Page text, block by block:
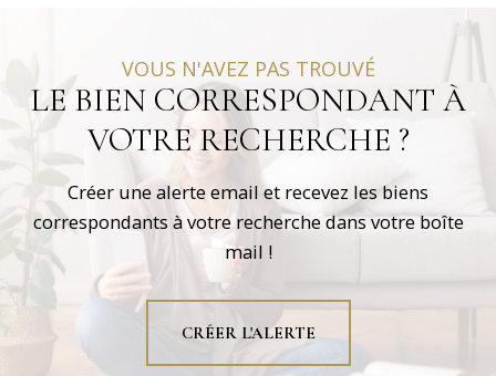
VOUS N'AVEZ PAS TROUVÉ
LE BIEN CORRESPONDANT À
VOTRE RECHERCHE ?
Créer une alerte email et recevez les biens
correspondants à votre recherche dans votre boîte
mail !
CRÉER L'ALERTE